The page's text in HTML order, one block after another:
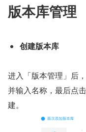
版本库管理
创建版本库
进入「版本管理」后
并输入名称，最后点
建。